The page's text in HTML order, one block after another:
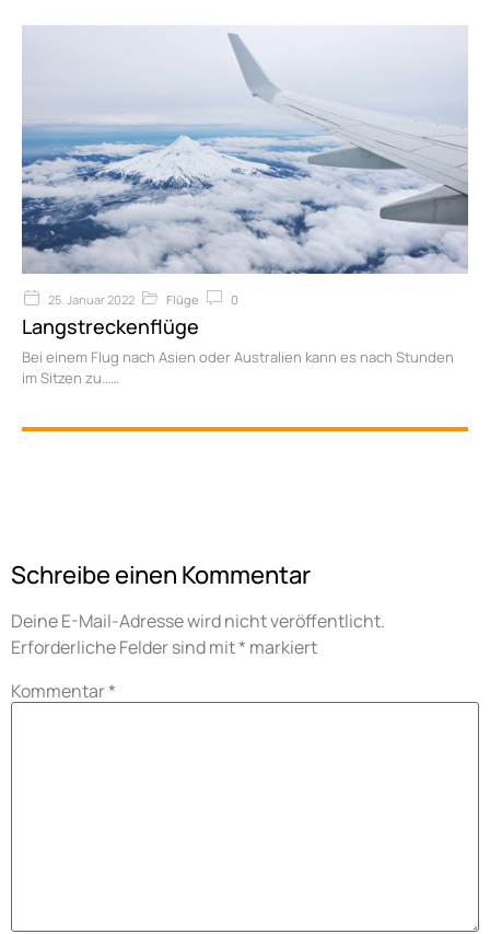
25. Januar 2022 Flüge 0
Langstreckenflüge
Bei einem Flug nach Asien oder Australien kann es nach Stunden
im Sitzen zu…
Schreibe einen Kommentar
Deine E-Mail-Adresse wird nicht veröffentlicht.
Erforderliche Felder sind mit* markiert
Kommentar*